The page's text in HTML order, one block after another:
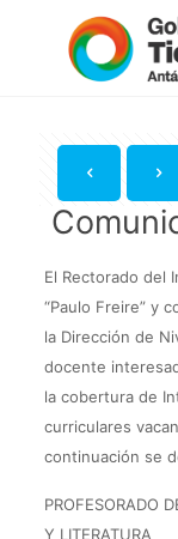
El Rectorado del
“Paulo Freire” y
la Dirección de
docente
la cobertura de
curriculares
continuación se
PROFESORADO
Y LITERATURA